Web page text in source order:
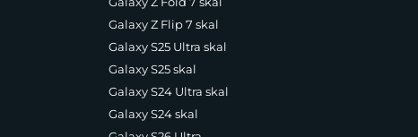
Galaxy Z Flip 7 skal
Galaxy S25 Ultra skal
Galaxy S25 skal
Galaxy S24 Ultra skal
Galaxy S24 skal